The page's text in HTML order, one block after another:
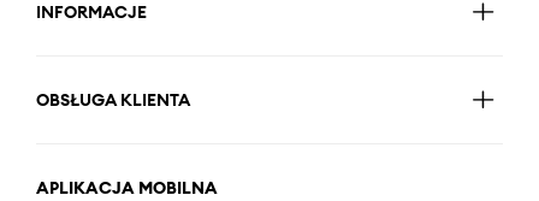
INFORMACJE
OBSŁUGA KLIENTA
APLIKACJA MOBILNA